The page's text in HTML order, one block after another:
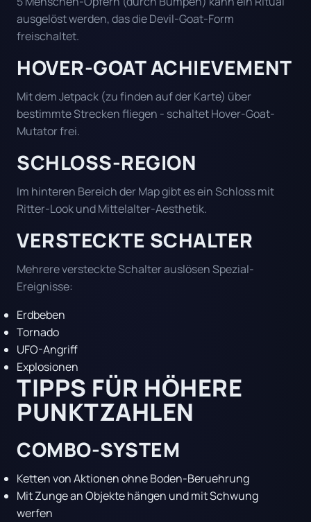
ausgelöst werden, das die Devil-Goat-Form
freischaltet.
HOVER-GOAT ACHIEVEMENT
Mit dem Jetpack (zu finden auf der Karte) über
bestimmte Strecken fliegen - schaltet Hover-Goat-
Mutator frei.
SCHLOSS-REGION
Im hinteren Bereich der Map gibt es ein Schloss mit
Ritter-Look und Mittelalter-Aesthetik.
VERSTECKTE SCHALTER
Mehrere versteckte Schalter auslösen Spezial-
Ereignisse:
Erdbeben
Tornado
UFO-Angriff
Explosionen
TIPPS FÜR HÖHERE
PUNKTZAHLEN
COMBO-SYSTEM
Ketten von Aktionen ohne Boden-Beruehrung
Mit Zunge an Objekte hängen und mit Schwung
werfen